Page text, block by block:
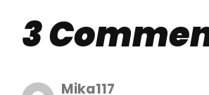
3
Mika117